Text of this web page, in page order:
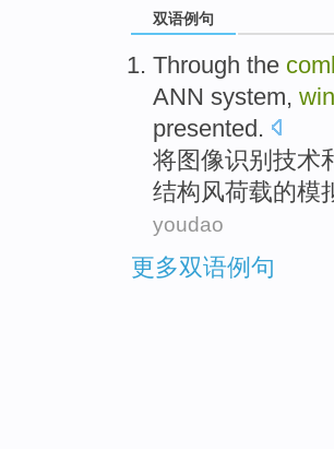
双语例句
Through the
ANN system,
presented.
将图像识别 技术
结构风荷载的模
youdao
更多双语例句